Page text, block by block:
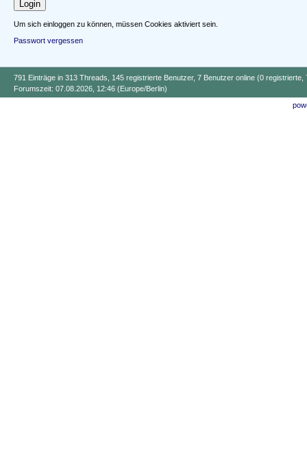
Um sich einloggen zu können, müssen Cookies aktiviert sein.
Passwort vergessen
791 Einträge in 313 Threads, 145 registrierte Benutzer, 7 Benutzer online (0 registrierte,
Forumszeit: 07.08.2026, 12:46 (Europe/Berlin)